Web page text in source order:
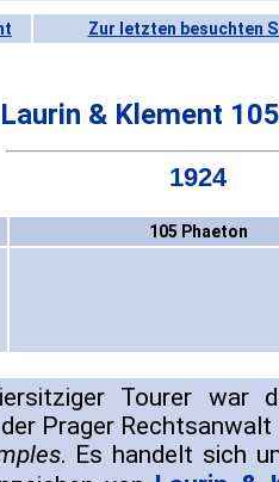
Zur letzten besuchten
Laurin & Klement
1924
105 Phaeton
Tourer war
Prager
. Es handelt sich